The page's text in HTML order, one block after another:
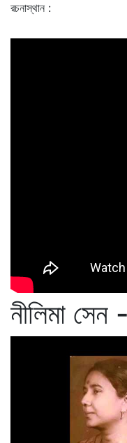
রচনাস্থান :
নীলিমা